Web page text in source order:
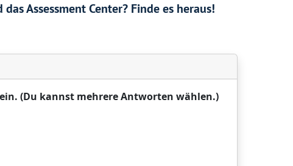
Assessment Center? Finde es heraus!